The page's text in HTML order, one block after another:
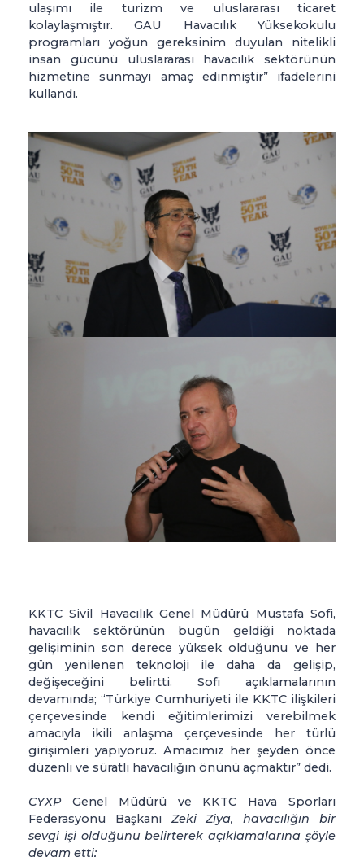
ulaşımı ile turizm ve uluslararası ticaret
kolaylaşmıştır. GAU Havacılık Yüksekokulu
programları yoğun gereksinim duyulan nitelikli
insan gücünü uluslararası havacılık sektörünün
hizmetine sunmayı amaç edinmiştir” ifadelerini
kullandı.
KKTC Sivil Havacılık Genel Müdürü Mustafa Sofi,
havacılık sektörünün bugün geldiği noktada
gelişiminin son derece yüksek olduğunu ve her
gün yenilenen teknoloji ile daha da gelişip,
değişeceğini belirtti. Sofi açıklamalarının
devamında; “Türkiye Cumhuriyeti ile KKTC ilişkileri
çerçevesinde kendi eğitimlerimizi verebilmek
amacıyla ikili anlaşma çerçevesinde her türlü
girişimleri yapıyoruz. Amacımız her şeyden önce
düzenli ve süratli havacılığın önünü açmaktır” dedi.
CYXP Genel Müdürü ve KKTC Hava Sporları
Federasyonu Başkanı Zeki Ziya, havacılığın bir
sevgi işi olduğunu belirterek açıklamalarına şöyle
devam etti;